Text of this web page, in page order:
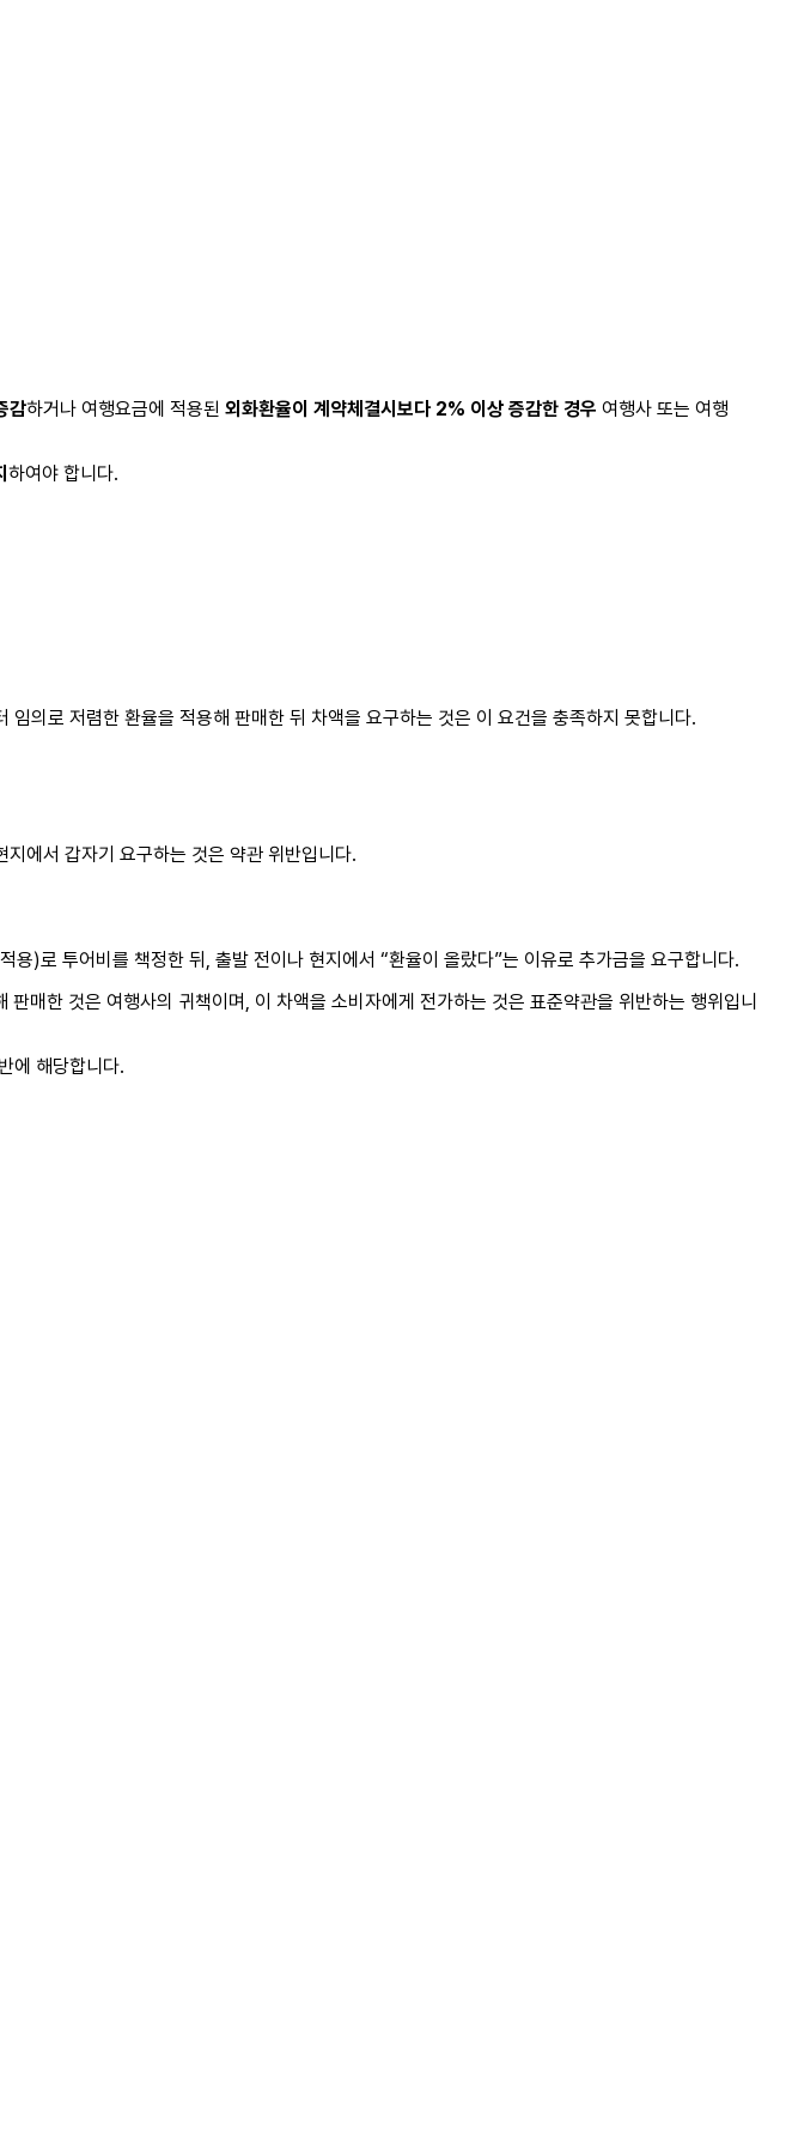
감하거나 여행요금에 적용된 외화환율이 계약체결시보다 2% 이상 증감한 경우 여행사 또는 여행
하여야 합니다.
임의로 저렴한 환율을 적용해 판매한 뒤 차액을 요구하는 것은 이 요건을 충족하지 못합니다.
에서 갑자기 요구하는 것은 약관 위반입니다.
)로 투어비를 책정한 뒤, 출발 전이나 현지에서 “환율이 올랐다”는 이유로 추가금을 요구합니다.
매한 것은 여행사의 귀책이며, 이 차액을 소비자에게 전가하는 것은 표준약관을 위반하는 행위입니
에 해당합니다.